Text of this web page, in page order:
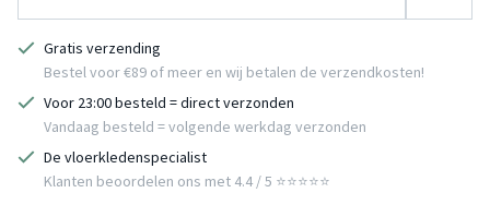
Gratis verzending
Bestel voor €89 of meer en wij betalen de verzendkosten!
Voor 23:00 besteld = direct verzonden
Vandaag besteld = volgende werkdag verzonden
De vloerkledenspecialist
Klanten beoordelen ons met 4.4 / 5 ⭐⭐⭐⭐⭐